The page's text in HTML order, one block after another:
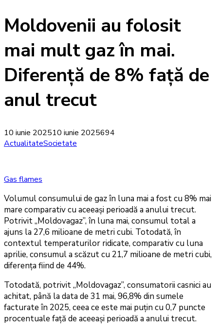
Moldovenii au folosit
mai mult gaz în mai.
Diferență de 8% față de
anul trecut
10 iunie 202510 iunie 2025694
ActualitateSocietate
Gas flames
Volumul consumului de gaz în luna mai a fost cu 8% mai
mare comparativ cu aceeași perioadă a anului trecut.
Potrivit „Moldovagaz”, în luna mai, consumul total a
ajuns la 27,6 milioane de metri cubi. Totodată, în
contextul temperaturilor ridicate, comparativ cu luna
aprilie, consumul a scăzut cu 21,7 milioane de metri cubi,
diferența fiind de 44%.
Totodată, potrivit „Moldovagaz”, consumatorii casnici au
achitat, până la data de 31 mai, 96,8% din sumele
facturate în 2025, ceea ce este mai puțin cu 0,7 puncte
procentuale față de aceeași perioadă a anului trecut.